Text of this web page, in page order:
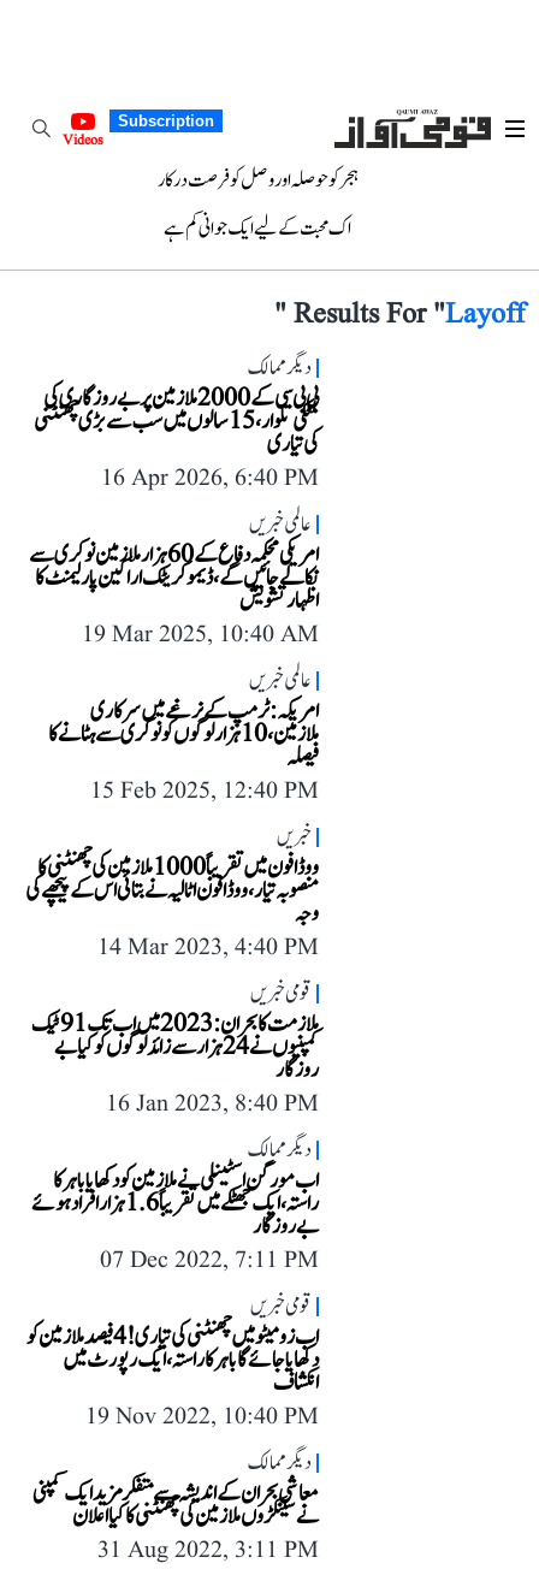
Subscription
Videos
ہجر کو حوصلہ اور وصل کو فرصت درکار
اک محبت کے لیے ایک جوانی کم ہے
Results For "Layoff
"
دیگر ممالک
بی بی سی کے 2000 ملازمین پر بے روزگاری کی
لٹکی تلوار، 15 سالوں میں سب سے بڑی چھنٹنی
کی تیاری
16 Apr 2026, 6:40 PM
عالمی خبریں
امریکی محکمہ دفاع کے 60 ہزار ملازمین نوکری سے
نکالے جائیں گے، ڈیموکریٹک اراکین پارلیمنٹ کا
اظہار تشویش
19 Mar 2025, 10:40 AM
عالمی خبریں
امریکہ: ٹرمپ کے نرغے میں سرکاری
ملازمین، 10 ہزار لوگوں کو نوکری سے ہٹانے کا
فیصلہ
15 Feb 2025, 12:40 PM
خبریں
ووڈافون میں تقریباً 1000 ملازمین کی چھنٹنی کا
منصوبہ تیار، ووڈافون اٹالیہ نے بتائی اس کے پیچھے کی
وجہ
14 Mar 2023, 4:40 PM
قومی خبریں
ملازمت کا بحران: 2023 میں اب تک 91 ٹیک
کمپنیوں نے 24 ہزار سے زائد لوگوں کو کیا بے
روزگار
16 Jan 2023, 8:40 PM
دیگر ممالک
اب مورگن اسٹینلی نے ملازمین کو دکھایا باہر کا
راستہ، ایک جھٹکے میں تقریباً 1.6 ہزار افراد ہوئے
بے روزگار
07 Dec 2022, 7:11 PM
قومی خبریں
اب زومیٹو میں چھنٹنی کی تیاری! 4 فیصد ملازمین کو
دکھایا جائے گا باہر کا راستہ، ایک رپورٹ میں
انکشاف
19 Nov 2022, 10:40 PM
دیگر ممالک
معاشی بحران کے اندیشہ سے متفکر مزید ایک کمپنی
نے سینکڑوں ملازمین کی چھنٹنی کا کیا اعلان
31 Aug 2022, 3:11 PM